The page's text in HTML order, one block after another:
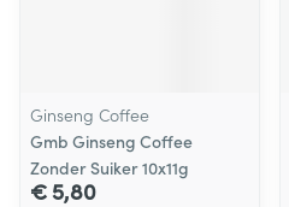
Ginseng Coffee
Gmb Ginseng Coffee
Zonder Suiker 10x11g
€ 5,80